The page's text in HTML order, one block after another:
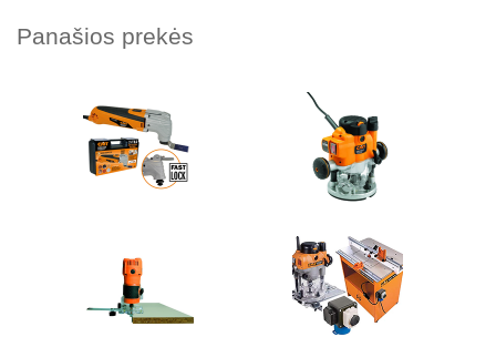
Panašios prekės